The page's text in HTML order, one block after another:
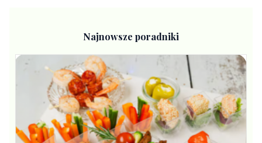
Najnowsze poradniki